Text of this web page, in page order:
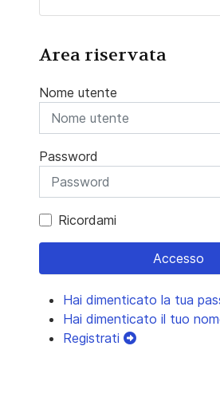
Area riservata
Nome utente
Password
Ricordami
Accesso
Hai dimenticato la tua
Hai dimenticato il tuo
Registrati